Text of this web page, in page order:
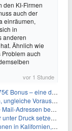
den KI-Firmen
auch der
einräumen,
in
anderen
Ähnlich wie
auch
vor 1 Stunde
der besten Kreditkarten
Voraussetzungen
bergen Gefahren
Druck setzen lassen
und OpenAI zu überholen